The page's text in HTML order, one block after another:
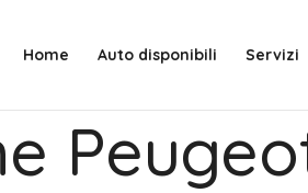
Home Auto disponibili Servizi